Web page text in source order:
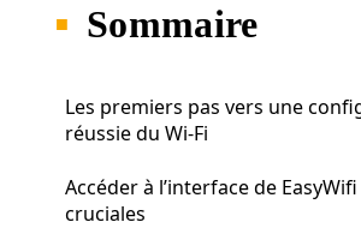
Sommaire
Les premiers pas vers une
réussie du Wi-Fi
Accéder à l’interface de
cruciales